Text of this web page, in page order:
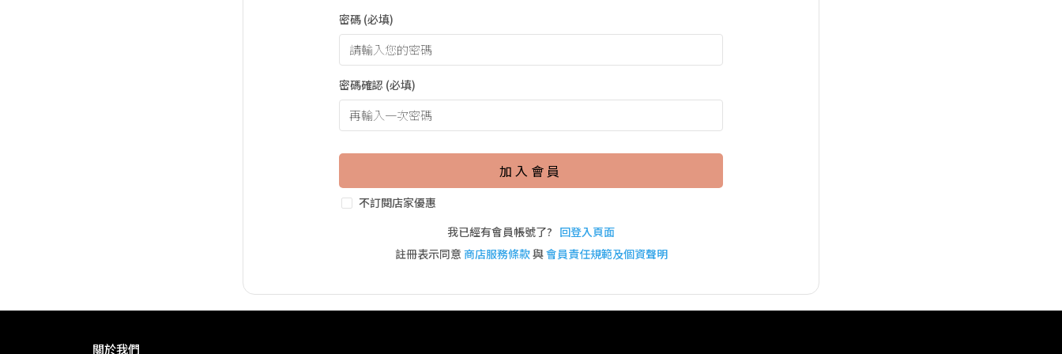
密碼 (必填)
密碼確認 (必填)
加入會員
不訂閱店家優惠
我已經有會員帳號了? 回登入頁面
註冊表示同意 商店服務條款與會員責任規範及個資聲明
關於我們